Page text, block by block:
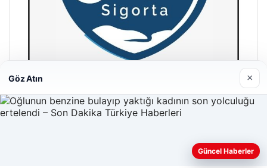
Web sitemizi nasıl kullandığınızı daha iyi anlayabilmek,
Göz Atın ×
Güncel Haberler